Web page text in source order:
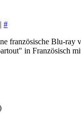
#
französische Blu-ray
in Französisch